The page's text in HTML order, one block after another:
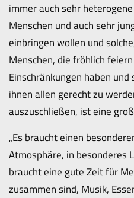
immer auch sehr
Menschen und auch sehr
einbringen wollen und
Menschen, die fröhlich
Einschränkungen haben
ihnen allen gerecht zu
auszuschließen, ist eine
„Es braucht einen
Atmosphäre, in besonderes
braucht eine gute Zeit für
zusammen sind, Musik,